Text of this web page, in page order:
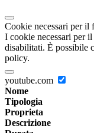
Cookie necessari per il
I cookie necessari per
disabilitati. È possibile
policy.
youtube.com
Nome
Tipologia
Proprieta
Descrizione